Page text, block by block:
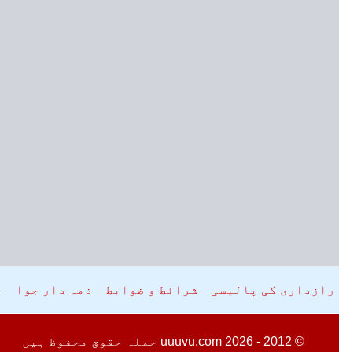
رازداری کی پالیسی شرائط و ضوابط ذمہ دار جوا
© 2012 - 2026
uuuvu.com جملہ حقوق محفوظ ہیں